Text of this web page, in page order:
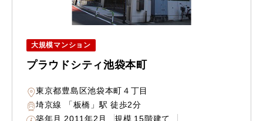
大規模マンション
プラウドシティ池袋本町
東京都豊島区池袋本町４丁目
埼京線 「板橋」駅 徒歩2分
築年月 2011年2月 規模 15階建て